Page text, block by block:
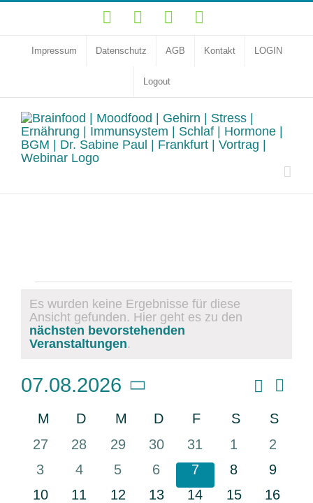
Zum
springen
YouTubeFacebookInstagram
Impressum Datenschutz AGB Kontakt LOGIN
Logout
Veranstaltungen
Hinweis
Es wurden keine Ergebnisse für diese
Ansicht gefunden. Hier geht es zu den
nächsten bevorstehenden
Veranstaltungen.
und
Suche
Monat
07.08.2026
Datum
wählen.
Kalender
Veranstaltungen
M Montag
D Dienstag
M Mittwoch
D Donnerstag
F Freitag
SSamstag
S
0
27
0
28
0
29
0
30
0
31
0
1
0
2
0
3
0
4
0
Veranstaltungen
5
0
Veranstaltungen
6
0
Veranstaltungen
7
0
8
0
9
0
10
0
11
0
12
0
13
0
14
0
15
0
16